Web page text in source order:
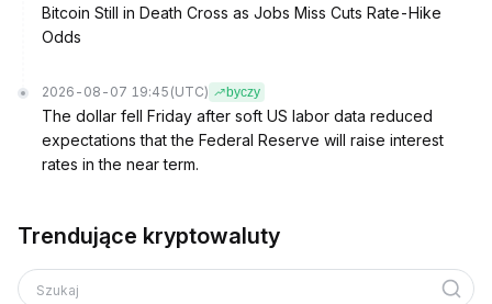
Bitcoin Still in Death Cross as Jobs Miss Cuts Rate-Hike
Odds
2026-08-07 19:45 (UTC) byczy
The dollar fell Friday after soft US labor data reduced
expectations that the Federal Reserve will raise interest
rates in the near term.
Trendujące kryptowaluty
Szukaj